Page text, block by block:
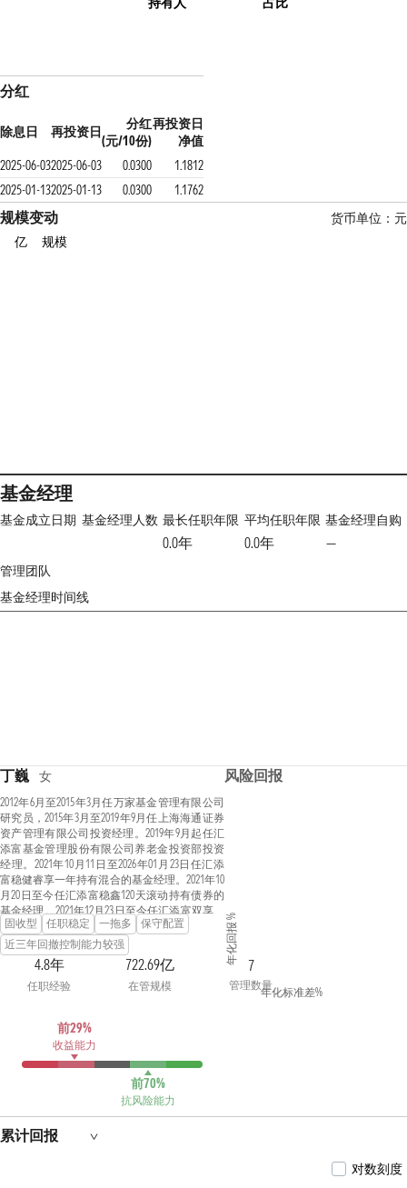
分红
除息日 再投资日
分红
(元/10份)
再投资日
净值
2025-06-032025-06-03 0.0300
1.1812
2025-01-132025-01-13 0.0300 1.1762
规模变动
货币单位：元
亿
规模
基金经理
基金成立日期 基金经理人数 最长任职年限
0.0年
平均任职年限
0.0年
基金经理自购
—
管理团队
基金经理时间线
丁巍 女
2012年6月至2015年3月任万家基金管理有限公司
研究员，2015年3月至2019年9月任上海海通证券
资产管理有限公司投资经理。2019年9月起任汇
添富基金管理股份有限公司养老金投资部投资
经理。2021年10月11日至2026年01月23日任汇添
富稳健睿享一年持有混合的基金经理。2021年10
月20日至今任汇添富稳鑫120天滚动持有债券的
基金经理。2021年12月23日至今任汇添富双享回
报债券的基金经理。2022年05月13日至今任汇添
富90天短债的基金经理。2022年08月01日至今任
汇添富淳享一年定开债券发起式的基金经理。
2023年11月06日至2026年03月20日任汇添富稳进
双盈一年持有混合的基金经理。2023年12月05日
2025年08月21日至今任汇添富中债1-3年隐含评级
AA+及以上信用债指数发起式的基金经理。
固收型 任职稳定 一拖多
保守配置
近三年回撤控制能力较强
4.8年
任职经验
722.69亿
在管规模
7
管理数量
前29%
收益能力
前70%
抗风险能力
风险回报
年化回报 %
年化标准差%
累计回报
对数刻度